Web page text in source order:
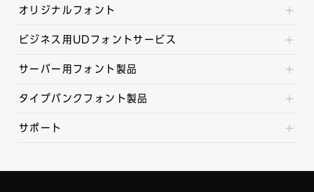
オリジナルフォント
ビジネス用UDフォントサービス
サーバー用フォント製品
タイプバンクフォント製品
サポート